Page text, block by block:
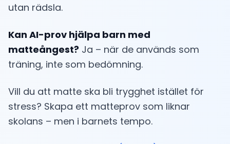
utan rädsla.
Kan AI-prov hjälpa barn med
matteångest? Ja – när de används som
träning, inte som bedömning.
Vill du att matte ska bli trygghet istället för
stress? Skapa ett matteprov som liknar
skolans – men i barnets tempo.